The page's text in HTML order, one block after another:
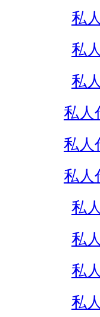
私
私
私
私人
私人
私人
私
私
私
私